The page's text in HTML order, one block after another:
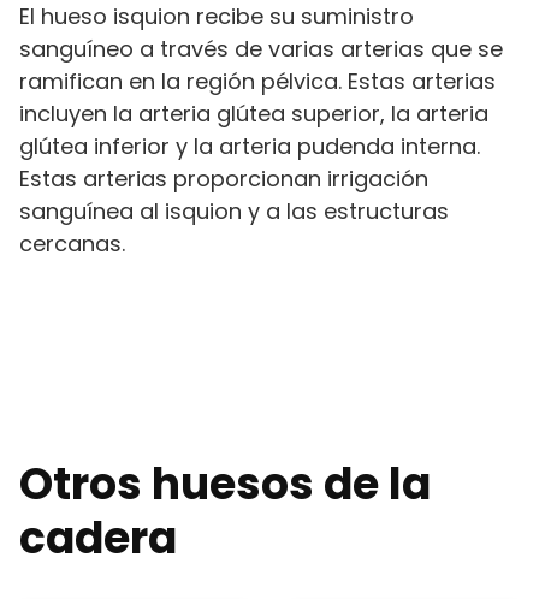
El hueso isquion recibe su suministro
sanguíneo a través de varias arterias que se
ramifican en la región pélvica. Estas arterias
incluyen la arteria glútea superior, la arteria
glútea inferior y la arteria pudenda interna.
Estas arterias proporcionan irrigación
sanguínea al isquion y a las estructuras
cercanas.
Otros huesos de la
cadera